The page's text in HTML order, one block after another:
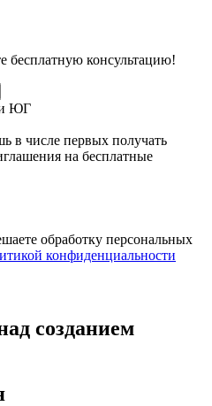
бесплатную консультацию!
ЮГ
в числе первых получать
на бесплатные
обработку персональных
конфиденциальности
созданием